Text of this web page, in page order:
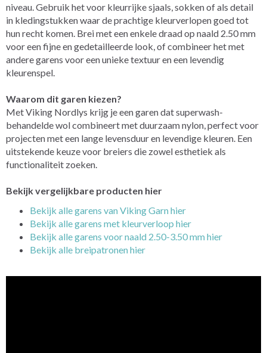
niveau. Gebruik het voor kleurrijke sjaals, sokken of als detail
in kledingstukken waar de prachtige kleurverlopen goed tot
hun recht komen. Brei met een enkele draad op naald 2.50 mm
voor een fijne en gedetailleerde look, of combineer het met
andere garens voor een unieke textuur en een levendig
kleurenspel.
Waarom dit garen kiezen?
Met Viking Nordlys krijg je een garen dat superwash-
behandelde wol combineert met duurzaam nylon, perfect voor
projecten met een lange levensduur en levendige kleuren. Een
uitstekende keuze voor breiers die zowel esthetiek als
functionaliteit zoeken.
Bekijk vergelijkbare producten hier
Bekijk alle garens van Viking Garn hier
Bekijk alle garens met kleurverloop hier
Bekijk alle garens voor naald 2.50-3.50 mm hier
Bekijk alle breipatronen hier